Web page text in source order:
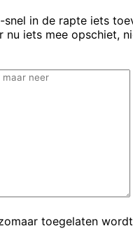
in de rapte iets
iets mee opschiet,
toegelaten